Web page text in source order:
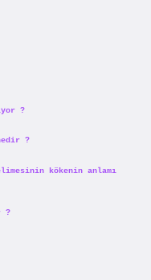
?
?
kökenin anlamı
?